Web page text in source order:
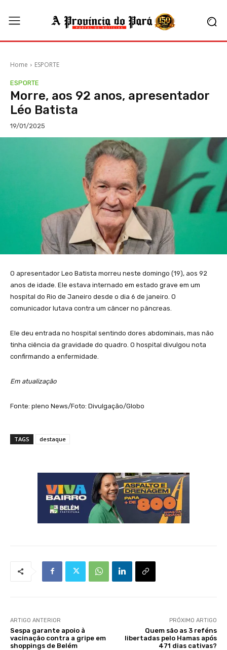
Home ESPORTE
ESPORTE
Morre, aos 92 anos, apresentador
Léo Batista
19/01/2025
O apresentador Leo Batista morreu neste domingo (19), aos 92
anos de idade. Ele estava internado em estado grave em um
hospital do Rio de Janeiro desde o dia 6 de janeiro. O
comunicador lutava contra um câncer no pâncreas.
Ele deu entrada no hospital sentindo dores abdominais, mas não
tinha ciência da gravidade do quadro. O hospital divulgou nota
confirmando a enfermidade.
Em atualização
Fonte: pleno News/Foto: Divulgação/Globo
TAGS destaque
ARTIGO ANTERIOR
Sespa garante apoio à
vacinação contra a gripe em
shoppings de Belém
PRÓXIMO ARTIGO
Quem são as 3 reféns
libertadas pelo Hamas após
471 dias cativas?